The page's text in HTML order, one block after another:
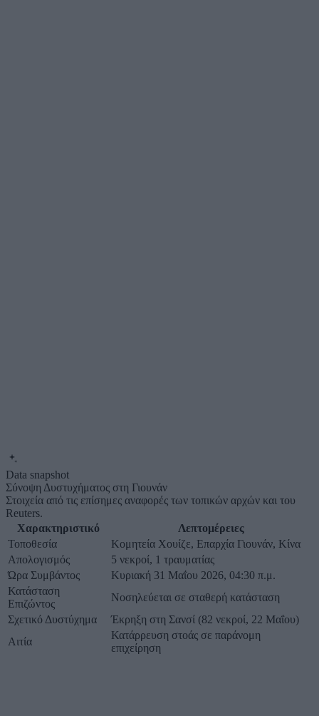
Data snapshot
Σύνοψη Δυστυχήματος στη Γιουνάν
Στοιχεία από τις επίσημες αναφορές των τοπικών αρχών και του
Reuters.
Χαρακτηριστικό
Λεπτομέρειες
Τοποθεσία
Κομητεία Χουίζε, Επαρχία Γιουνάν, Κίνα
Απολογισμός
5 νεκροί, 1 τραυματίας
Ώρα Συμβάντος
Κυριακή 31 Μαΐου 2026, 04:30 π.μ.
Κατάσταση
Επιζώντος
Νοσηλεύεται σε σταθερή κατάσταση
Σχετικό Δυστύχημα
Έκρηξη στη Σανσί (82 νεκροί, 22 Μαΐου)
Αιτία
Κατάρρευση στοάς σε παράνομη
επιχείρηση